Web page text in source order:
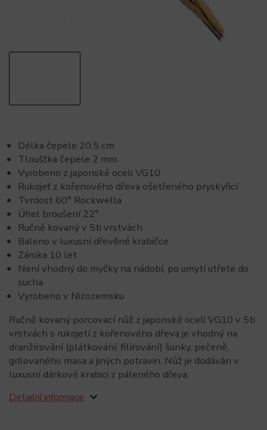
Délka čepele 20,5 cm
Tloušťka čepele 2 mm
Vyrobeno z japonské oceli VG10
Rukojeť z kořenového dřeva ošetřeného pryskyřicí
Tvrdost 60° Rockwella
Úhel broušení 22°
Ručně kovaný v 5ti vrstvách
Baleno v luxusní dřevěné krabičce
Záruka 10 let
Není vhodný do myčky na nádobí, po umytí utřete do
sucha
Vyrobeno v Nizozemsku
Ručně kovaný porcovací nůž z japonské oceli VG10 v 5ti
vrstvách s rukojetí z kořenového dřeva je vhodný na
dranžírování (plátkování, filírování) šunky, pečeně,
grilovaného masa a jiných potravin. Nůž je dodáván v
luxusní dárkové krabici z páleného dřeva.
Detailní informace